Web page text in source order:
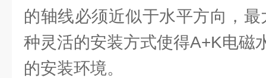
的轴线必须近似于水平方向，
种灵活的安装方式使得A+K电磁
的安装环境。